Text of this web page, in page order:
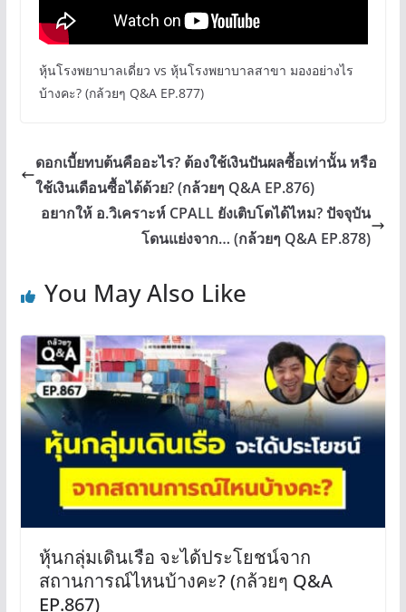
หุ้นโรงพยาบาลเดี่ยว vs หุ้นโรงพยาบาลสาขา มองอย่างไร
บ้างคะ? (กล้วยๆ Q&A EP.877)
ดอกเบี้ยทบต้นคืออะไร? ต้องใช้เงินปันผลซื้อเท่านั้น หรือ
ใช้เงินเดือนซื้อได้ด้วย? (กล้วยๆ Q&A EP.876)
อยากให้ อ.วิเคราะห์ CPALL ยังเติบโตได้ไหม? ปัจจุบัน
โดนแย่งจาก… (กล้วยๆ Q&A EP.878)
You May Also Like
หุ้นกลุ่มเดินเรือ จะได้ประโยชน์จาก
สถานการณ์ไหนบ้างคะ? (กล้วยๆ Q&A
EP.867)